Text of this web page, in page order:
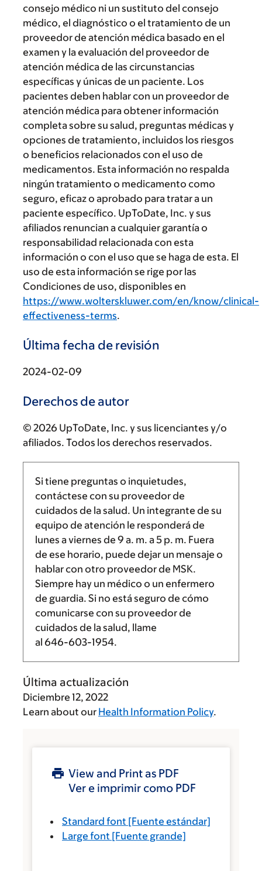
consejo médico ni un sustituto del consejo
médico, el diagnóstico o el tratamiento de un
proveedor de atención médica basado en el
examen y la evaluación del proveedor de
atención médica de las circunstancias
específicas y únicas de un paciente. Los
pacientes deben hablar con un proveedor de
atención médica para obtener información
completa sobre su salud, preguntas médicas y
opciones de tratamiento, incluidos los riesgos
o beneficios relacionados con el uso de
medicamentos. Esta información no respalda
ningún tratamiento o medicamento como
seguro, eficaz o aprobado para tratar a un
paciente específico. UpToDate, Inc. y sus
afiliados renuncian a cualquier garantía o
responsabilidad relacionada con esta
información o con el uso que se haga de esta. El
uso de esta información se rige por las
Condiciones de uso, disponibles en
https://www.wolterskluwer.com/en/know/clinical-
effectiveness-terms.
Última fecha de revisión
2024-02-09
Derechos de autor
© 2026 UpToDate, Inc. y sus licenciantes y/o
afiliados. Todos los derechos reservados.
Si tiene preguntas o inquietudes,
contáctese con su proveedor de
cuidados de la salud. Un integrante de su
equipo de atención le responderá de
lunes a viernes de 9 a. m. a5 p. m. Fuera
de ese horario, puede dejar un mensaje o
hablar con otro proveedor de MSK.
Siempre hay un médico o un enfermero
de guardia. Si no está seguro de cómo
comunicarse con su proveedor de
cuidados de la salud, llame
al 646-603-1954.
Última actualización
Diciembre 12, 2022
Learn about our Health Information Policy.
View and Print as PDF
Ver e imprimir como PDF
Standard font [Fuente estándar]
Large font [Fuente grande]